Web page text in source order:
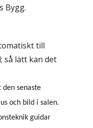
Bygg.
till
så lätt kan det
den senaste
och bild i salen.
guidar